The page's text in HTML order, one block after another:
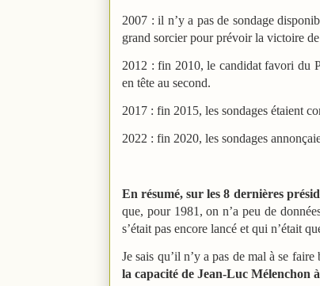
2007 : il n’y a pas de sondage
grand sorcier pour prévoir la victoire
2012 : fin 2010, le candidat favori du
en tête au second.
2017 : fin 2015, les sondages étaient
2022 : fin 2020, les sondages
En résumé, sur les 8 dernières
que, pour 1981, on n’a peu de
s’était pas encore lancé et qui n’était
Je sais qu’il n’y a pas de mal à se
la capacité de Jean-Luc Mélenchon